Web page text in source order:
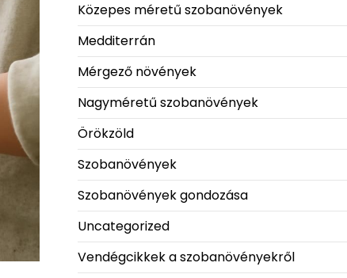
Közepes méretű szobanövények
Medditerrán
Mérgező növények
Nagyméretű szobanövények
Örökzöld
Szobanövények
Szobanövények gondozása
Uncategorized
Vendégcikkek a szobanövényekről